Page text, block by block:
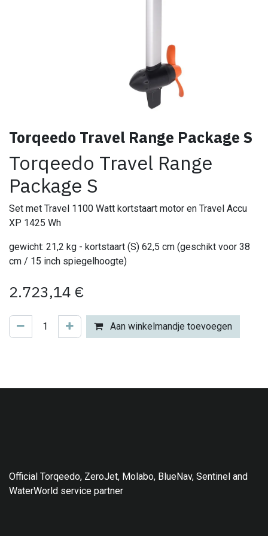
Torqeedo Travel Range Package S
Torqeedo Travel Range
Package S
Set met Travel 1100 Watt kortstaart motor en Travel Accu
XP 1425 Wh
gewicht: 21,2 kg - kortstaart (S) 62,5 cm (geschikt voor 38
cm / 15 inch spiegelhoogte)
2.723,14 €
Aan winkelmandje toevoegen
Official Torqeedo, ZeroJet, Molabo, BlueNav, Sentinel and
WaterWorld service partner